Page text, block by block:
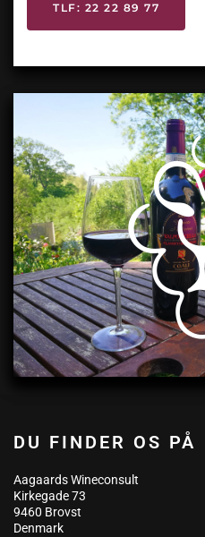
TLF: 22 22 89 77
DU FINDER OS PÅ
Aagaards Wineconsult
Kirkegade 73
9460 Brovst
Denmark